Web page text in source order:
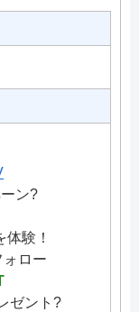
ン?
験！
ォロー
ゼント?